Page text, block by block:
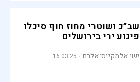
שב״כ ושוטרי מחוז חוף סיכלו
פיגוע ירי בירושלים
ישי אלמקייס־אלרם 16.03.25